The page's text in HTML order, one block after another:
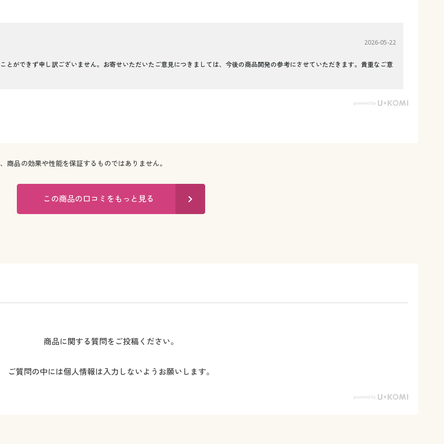
2026-05-22
とができず申し訳ございません。お寄せいただいたご意見につきましては、今後の商品開発の参考にさせていただきます。貴重なご意
品の効果や性能を保証するものではありません。
この商品の口コミをもっと見る
商品に関する質問をご投稿ください。
ご質問の中には個人情報は入力しないようお願いします。